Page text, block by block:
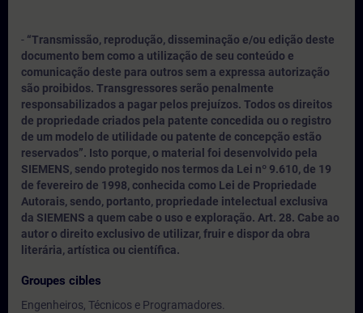
- “Transmissão, reprodução, disseminação e/ou edição deste
documento bem como a utilização de seu conteúdo e
comunicação deste para outros sem a expressa autorização
são proibidos. Transgressores serão penalmente
responsabilizados a pagar pelos prejuízos. Todos os direitos
de propriedade criados pela patente concedida ou o registro
de um modelo de utilidade ou patente de concepção estão
reservados”. Isto porque, o material foi desenvolvido pela
SIEMENS, sendo protegido nos termos da Lei nº 9.610, de 19
de fevereiro de 1998, conhecida como Lei de Propriedade
Autorais, sendo, portanto, propriedade intelectual exclusiva
da SIEMENS a quem cabe o uso e exploração. Art. 28. Cabe ao
autor o direito exclusivo de utilizar, fruir e dispor da obra
literária, artística ou científica.
Groupes cibles
Engenheiros, Técnicos e Programadores.